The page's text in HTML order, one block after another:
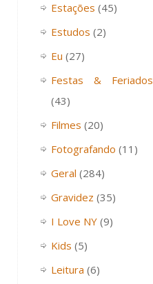
Estações (45)
Estudos (2)
Eu (27)
Festas & Feriados
(43)
Filmes (20)
Fotografando (11)
Geral (284)
Gravidez (35)
I Love NY (9)
Kids (5)
Leitura (6)